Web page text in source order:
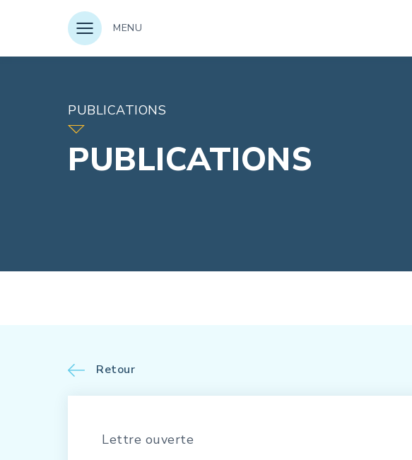
MENU
PUBLICATIONS
PUBLICATIONS
Retour
Lettre ouverte